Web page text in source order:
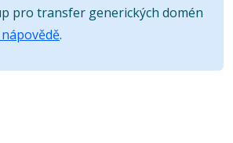
pro transfer generických domén
.